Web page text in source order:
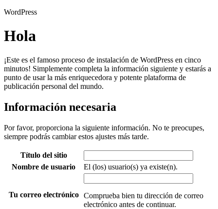
WordPress
Hola
¡Este es el famoso proceso de instalación de WordPress en cinco
minutos! Simplemente completa la información siguiente y estarás a
punto de usar la más enriquecedora y potente plataforma de
publicación personal del mundo.
Información necesaria
Por favor, proporciona la siguiente información. No te preocupes,
siempre podrás cambiar estos ajustes más tarde.
Título del sitio
Nombre de usuario
El (los) usuario(s) ya existe(n).
Tu correo electrónico
Comprueba bien tu dirección de correo
electrónico antes de continuar.